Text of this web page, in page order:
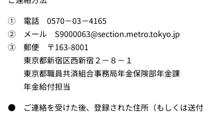
① 電話 0570－03－4165
② メール S9000063@section.metro.tokyo.jp
③ 郵便 〒163-8001
東京都新宿区西新宿２－８－１
東京都職員共済組合事務局年金保険部年金課
年金給付担当
● ご連絡を受けた後、登録された住所（もしくは送付